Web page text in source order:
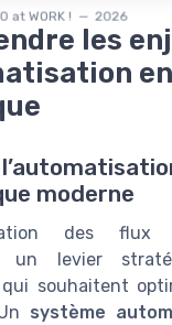
at WORK ! — 2026
les
en
moderne
des flux
un levier
souhaitent
système